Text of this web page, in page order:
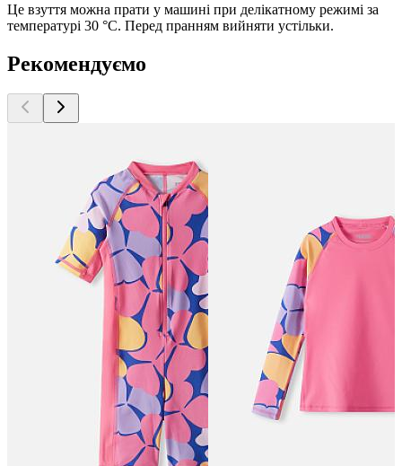
Це взуття можна прати у машині при делікатному режимі за
температурі 30 °C. Перед пранням вийняти устільки.
Рекомендуємо